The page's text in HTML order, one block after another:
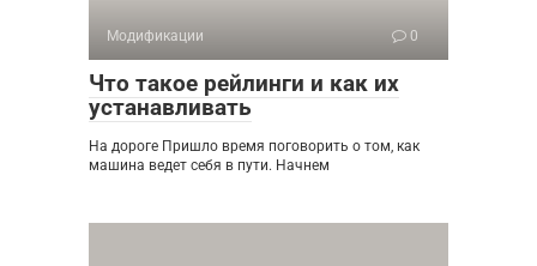
Модификации 0
Что такое рейлинги и как их
устанавливать
На дороге Пришло время поговорить о том, как
машина ведет себя в пути. Начнем